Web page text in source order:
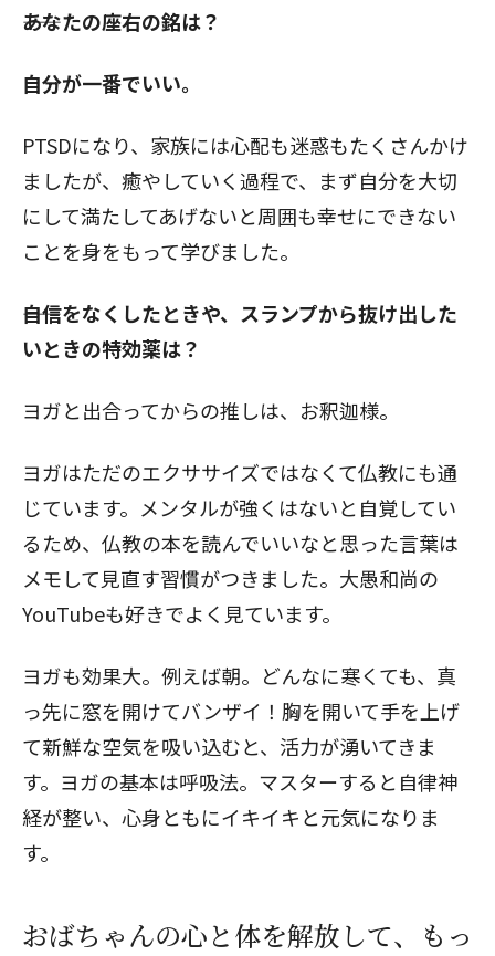
――あなたの座右の銘は？
自分が一番でいい。
PTSDになり、家族には心配も迷惑もたくさんかけ
ましたが、癒やしていく過程で、まず自分を大切
にして満たしてあげないと周囲も幸せにできない
ことを身をもって学びました。
――自信をなくしたときや、スランプから抜け出した
いときの特効薬は？
ヨガと出合ってからの推しは、お釈迦様。
ヨガはただのエクササイズではなくて仏教にも通
じています。メンタルが強くはないと自覚してい
るため、仏教の本を読んでいいなと思った言葉は
メモして見直す習慣がつきました。大愚和尚の
YouTubeも好きでよく見ています。
ヨガも効果大。例えば朝。どんなに寒くても、真
っ先に窓を開けてバンザイ！胸を開いて手を上げ
て新鮮な空気を吸い込むと、活力が湧いてきま
す。ヨガの基本は呼吸法。マスターすると自律神
経が整い、心身ともにイキイキと元気になりま
す。
おばちゃんの心と体を解放して、もっ